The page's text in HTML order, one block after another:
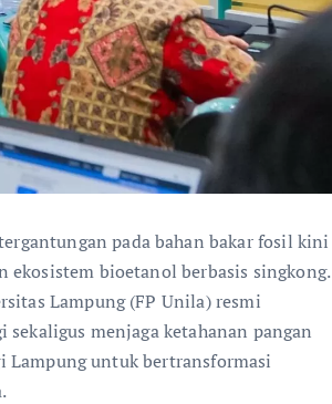
pada bahan bakar fosil kini
bioetanol berbasis singkong.
Lampung (FP Unila) resmi
menjaga ketahanan pangan
Lampung untuk bertransformasi